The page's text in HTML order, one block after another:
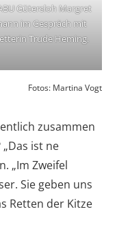
Gütersloh Margret
im Gespräch mit
Trude Heming.
Fotos: Martina Vogt
zusammen
ist ne
„Im Zweifel
Sie geben uns
Retten der Kitze